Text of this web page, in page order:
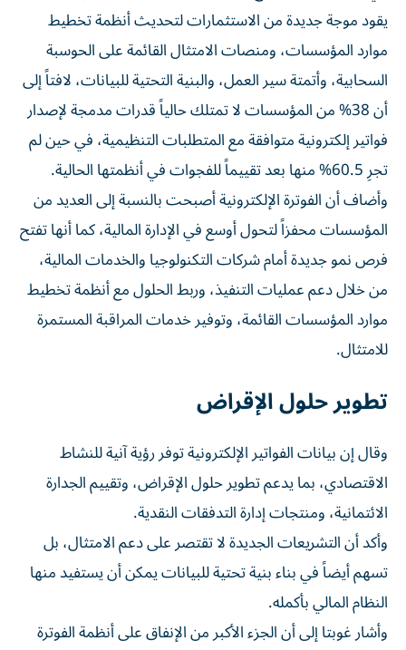
يقود موجة جديدة من الاستثمارات لتحديث أنظمة تخطيط
موارد المؤسسات، ومنصات الامتثال القائمة على الحوسبة
السحابية، وأتمتة سير العمل، والبنية التحتية للبيانات، لافتاً إلى
أن 38% من المؤسسات لا تمتلك حالياً قدرات مدمجة لإصدار
فواتير إلكترونية متوافقة مع المتطلبات التنظيمية، في حين لم
تجرِ 60.5% منها بعد تقييماً للفجوات في أنظمتها الحالية.
وأضاف أن الفوترة الإلكترونية أصبحت بالنسبة إلى العديد من
المؤسسات محفزاً لتحول أوسع في الإدارة المالية، كما أنها تفتح
فرص نمو جديدة أمام شركات التكنولوجيا والخدمات المالية،
من خلال دعم عمليات التنفيذ، وربط الحلول مع أنظمة تخطيط
موارد المؤسسات القائمة، وتوفير خدمات المراقبة المستمرة
للامتثال.
تطوير حلول الإقراض
وقال إن بيانات الفواتير الإلكترونية توفر رؤية آنية للنشاط
الاقتصادي، بما يدعم تطوير حلول الإقراض، وتقييم الجدارة
الائتمانية، ومنتجات إدارة التدفقات النقدية.
وأكد أن التشريعات الجديدة لا تقتصر على دعم الامتثال، بل
تسهم أيضاً في بناء بنية تحتية للبيانات يمكن أن يستفيد منها
النظام المالي بأكمله.
وأشار غوبتا إلى أن الجزء الأكبر من الإنفاق على أنظمة الفوترة